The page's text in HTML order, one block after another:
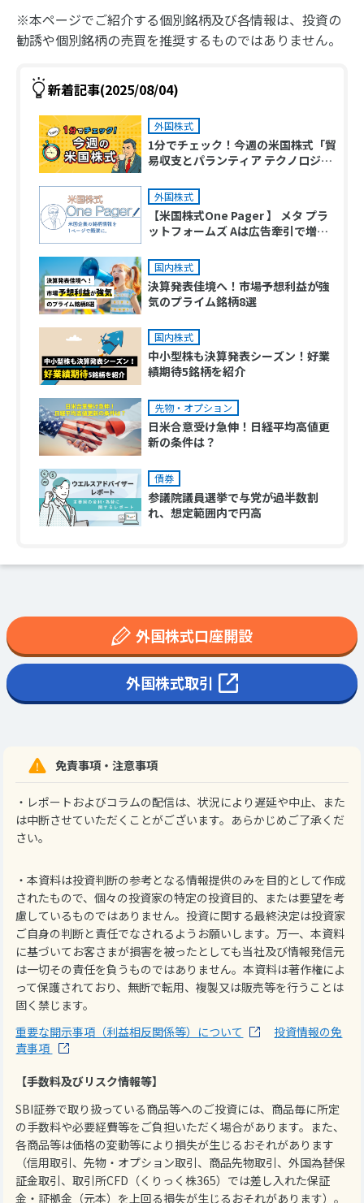
※本ページでご紹介する個別銘柄及び各情報は、投資の
勧誘や個別銘柄の売買を推奨するものではありません。
新着記事(2025/08/04)
外国株式
1分でチェック！今週の米国株式「貿
易収支とパランティア テクノロジー
ポイント」
外国株式
【米国株式One Pager 】 メタ プラ
ットフォームズ Aは広告牽引で増収
で積極投資
国内株式
決算発表佳境へ！市場予想利益が強
気のプライム銘柄8選
国内株式
中小型株も決算発表シーズン！好業
績期待5銘柄を紹介
先物・オプション
日米合意受け急伸！日経平均高値更
新の条件は？
債券
参議院議員選挙で与党が過半数割
れ、想定範囲内で円高
外国株式口座開設
外国株式取引
免責事項・注意事項
・レポートおよびコラムの配信は、状況により遅延や中止、また
は中断させていただくことがございます。あらかじめご了承くだ
さい。
・本資料は投資判断の参考となる情報提供のみを目的として作成
されたもので、個々の投資家の特定の投資目的、または要望を考
慮しているものではありません。投資に関する最終決定は投資家
ご自身の判断と責任でなされるようお願いします。万一、本資料
に基づいてお客さまが損害を被ったとしても当社及び情報発信元
は一切その責任を負うものではありません。本資料は著作権によ
って保護されており、無断で転用、複製又は販売等を行うことは
固く禁じます。
重要な開示事項（利益相反関係等）について
投資情報の免
責事項
【手数料及びリスク情報等】
SBI証券で取り扱っている商品等へのご投資には、商品毎に所定
の手数料や必要経費等をご負担いただく場合があります。また、
各商品等は価格の変動等により損失が生じるおそれがあります
（信用取引、先物・オプション取引、商品先物取引、外国為替保
証金取引、取引所CFD（くりっく株365）では差し入れた保証
金・証拠金（元本）を上回る損失が生じるおそれがあります）。